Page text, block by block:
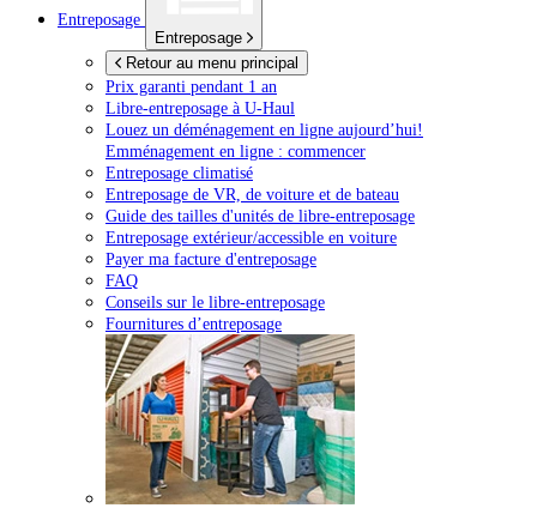
Entreposage
Entreposage
Retour au menu principal
Prix garanti pendant 1 an
Libre-entreposage à U-Haul
Louez un déménagement en ligne aujourd’hui!
Emménagement en ligne : commencer
Entreposage climatisé
Entreposage de VR, de voiture et de bateau
Guide des tailles d'unités de libre-entreposage
Entreposage extérieur/accessible en voiture
Payer ma facture d'entreposage
FAQ
Conseils sur le libre-entreposage
Fournitures d’entreposage